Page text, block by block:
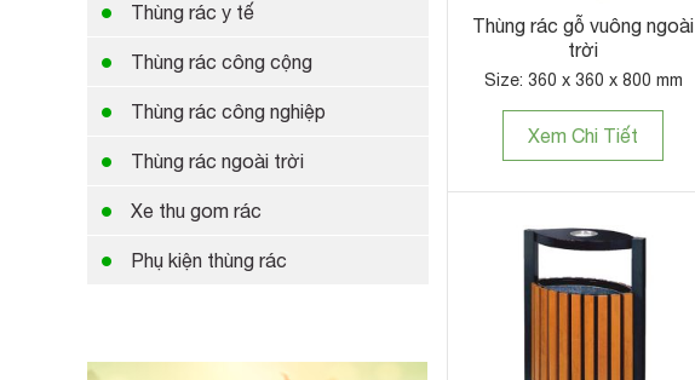
Thùng rác y tế
Thùng rác công cộng
Thùng rác công nghiệp
Thùng rác ngoài trời
Xe thu gom rác
Phụ kiện thùng rác
Thùng rác gỗ vuông ngoài
trời
Size: 360 x 360 x 800 mm
Xem Chi Tiết